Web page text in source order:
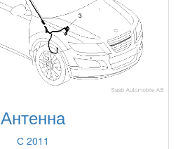
Антенна
С 2011